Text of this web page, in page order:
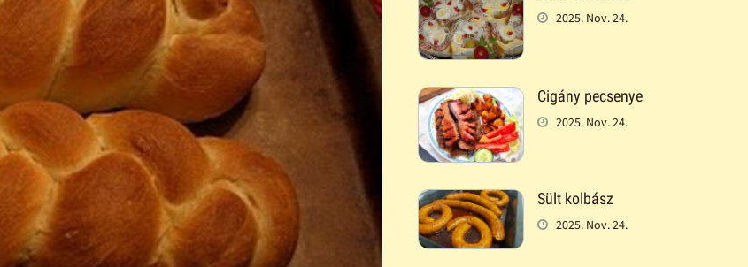
2025. Nov. 24.
Cigány pecsenye
2025. Nov. 24.
Sült kolbász
2025. Nov. 24.